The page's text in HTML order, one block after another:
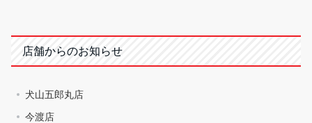
店舗からのお知らせ
犬山五郎丸店
今渡店